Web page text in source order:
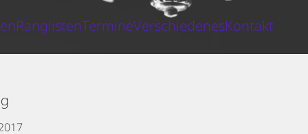
RanglistenTermineVerschiedenesKontakt